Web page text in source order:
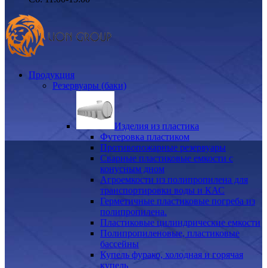
Продукция
Резервуары (баки)
Изделия из пластика
Футеровка пластиком
Противопожарные резервуары
Сварные пластиковые емкости с
конусным дном
Агроемкости из полипропилена для
транспортировки воды и КАС
Герметичные пластиковые погреба из
полипропилена.
Пластиковые цилиндрические емкости
Полипропиленовые, пластиковые
бассейны
Купель фурако, холодная и горячая
купель